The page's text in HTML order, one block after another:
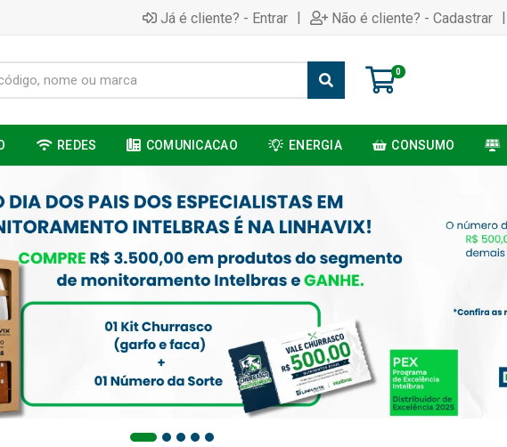
Já é cliente? - Entrar | Não é cliente? - Cadastrar |
0
REDES COMUNICACAO ENERGIA CONSUMO